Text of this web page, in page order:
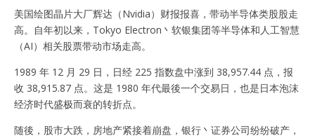
美国绘图晶片大厂辉达（Nvidia）财报报喜，带动半导体类股股走
高。自年初以来，Tokyo Electron丶软银集团等半导体和人工智慧
（AI）相关股票带动市场走高。
1989 年 12 月 29 日，日经 225 指数盘中涨到 38,957.44 点，报
收 38,915.87 点。这是 1980 年代最後一个交易日，也是日本泡沫
经济时代盛极而衰的转折点。
随後，股市大跌，房地产紧接着崩盘，银行丶证券公司纷纷破产，